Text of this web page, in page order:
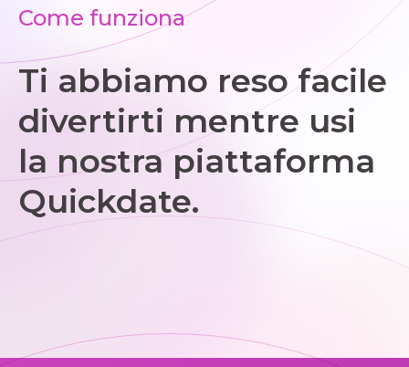
Come funziona
Ti abbiamo reso facile
divertirti mentre usi
la nostra piattaforma
Quickdate.